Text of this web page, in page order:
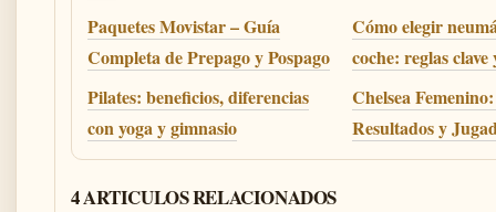
Paquetes Movistar – Guía
Completa de Prepago y Pospago
Cómo elegir
coche: reglas clave
Pilates: beneficios, diferencias
con yoga y gimnasio
Chelsea
Resultados y
4 ARTICULOS RELACIONADOS